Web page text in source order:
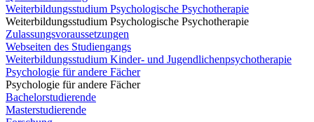
Weiterbildungsstudium Psychologische Psychotherapie
Weiterbildungsstudium Psychologische Psychotherapie
Zulassungsvoraussetzungen
Webseiten des Studiengangs
Weiterbildungsstudium Kinder- und Jugendlichenpsychotherapie
Psychologie für andere Fächer
Psychologie für andere Fächer
Bachelorstudierende
Masterstudierende